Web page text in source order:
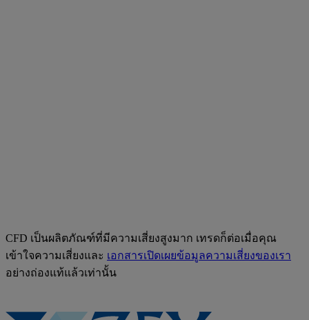
CFD เป็นผลิตภัณฑ์ที่มีความเสี่ยงสูงมาก เทรดก็ต่อเมื่อคุณ
เข้าใจความเสี่ยงและ เอกสารเปิดเผยข้อมูลความเสี่ยงของเรา
อย่างถ่องแท้แล้วเท่านั้น